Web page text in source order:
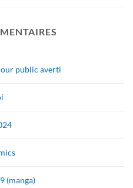
public averti
(manga)